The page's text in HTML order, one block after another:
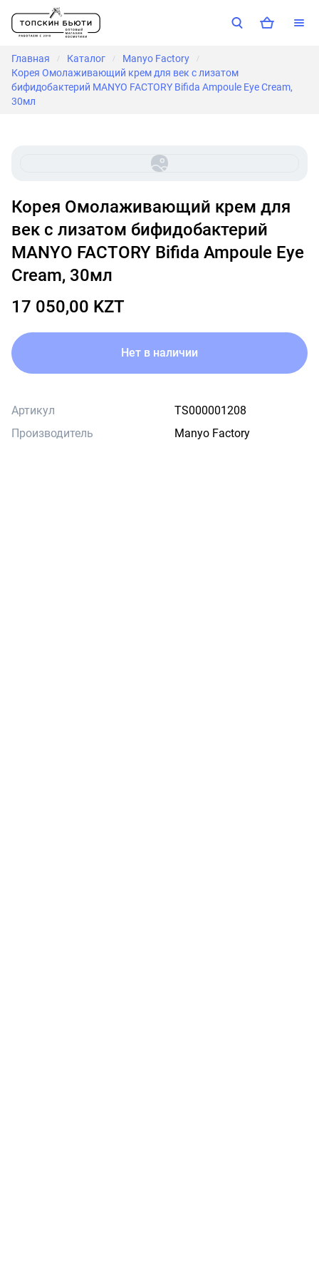
Главная / Каталог / Manyo Factory /
Корея Омолаживающий крем для век с лизатом
бифидобактерий MANYO FACTORY Bifida Ampoule Eye Cream,
30мл
Корея Омолаживающий крем для
век с лизатом бифидобактерий
MANYO FACTORY Bifida Ampoule Eye
Cream, 30мл
17 050,00 KZT
Нет в наличии
Артикул
TS000001208
Производитель
Manyo Factory